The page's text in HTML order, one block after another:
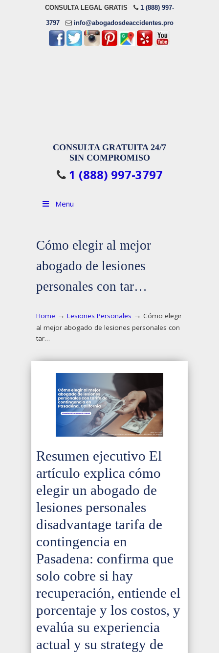
CONSULTA LEGAL GRATIS 1 (888) 997-
3797 info@abogadosdeaccidentes.pro
CONSULTA GRATUITA 24/7
SIN COMPROMISO
1 (888) 997-3797
Menu
Cómo elegir al mejor
abogado de lesiones
personales con tar…
Home → Lesiones Personales → Cómo elegir
al mejor abogado de lesiones personales con
tar…
Resumen ejecutivo El
artículo explica cómo
elegir un abogado de
lesiones personales
disadvantage tarifa de
contingencia en
Pasadena: confirma que
solo cobre si hay
recuperación, entiende el
porcentaje y los costos, y
evalúa su experiencia
actual y su strategy de